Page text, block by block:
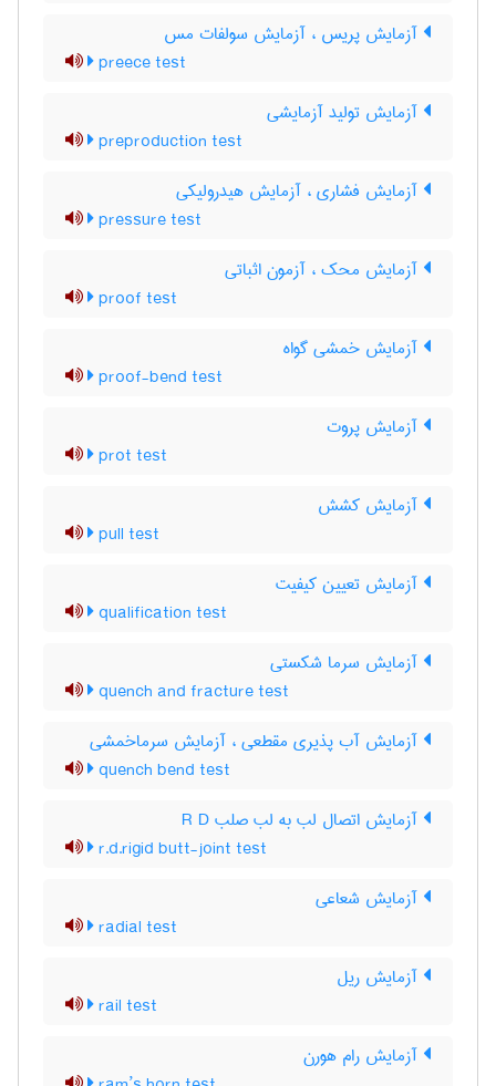
آزمایش پریس ، آزمایش سولفات مس
preece test
آزمایش تولید آزمایشی
preproduction test
آزمایش فشاری ، آزمایش هیدرولیکی
pressure test
آزمایش محک ، آزمون اثباتی
proof test
آزمایش خمشی گواه
proof-bend test
آزمایش پروت
prot test
آزمایش کشش
pull test
آزمایش تعیین کیفیت
qualification test
آزمایش سرما شکستی
quench and fracture test
آزمایش آب پذیری مقطعی ، آزمایش سرماخمشی
quench bend test
آزمایش اتصال لب به لب صلب R D
r.d.rigid butt-joint test
آزمایش شعاعی
radial test
آزمایش ریل
rail test
آزمایش رام هورن